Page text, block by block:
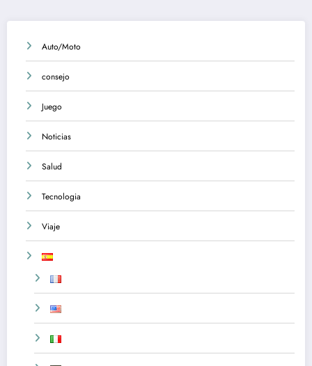
Auto/Moto
consejo
Juego
Noticias
Salud
Tecnologia
Viaje